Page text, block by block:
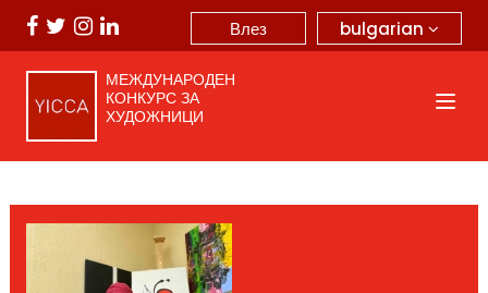
bulgarian
Влез
МЕЖДУНАРОДЕН
КОНКУРС ЗА
ХУДОЖНИЦИ